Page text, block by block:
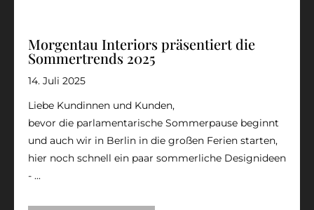
Morgentau Interiors präsentiert die
Sommertrends 2025
14. Juli 2025
Liebe Kundinnen und Kunden,
bevor die parlamentarische Sommerpause beginnt
und auch wir in Berlin in die großen Ferien starten,
hier noch schnell ein paar sommerliche Designideen
- ...